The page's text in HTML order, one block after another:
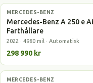
Laddhybrid
MERCEDES-BENZ
Mercedes-Benz A 250 e
Farthållare
2022 · 4980 mil · Automatisk
298 990 kr
Laddhybrid
MERCEDES-BENZ